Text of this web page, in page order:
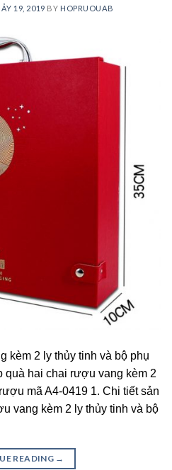
19, 2019 BY HOPRUOUAB
kèm 2 ly thủy tinh và bộ phụ
quà hai chai rượu vang kèm 2
mã A4-0419 1. Chi tiết sản
vang kèm 2 ly thủy tinh và bộ
READING →